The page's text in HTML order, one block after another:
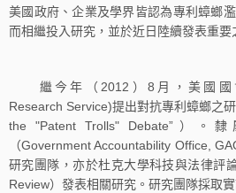
美國政府、企業及學界皆認為專利蟑螂
而相繼投入研究，並於近日陸續發表重要
繼今年（2012）8月，美國國
Research Service)提出對抗專利蟑螂之
the "Patent Trolls" Debate”）。
（Government Accountability Office,
研究團隊，亦於杜克大學科技與法律評
Review）發表相關研究。研究團隊採取